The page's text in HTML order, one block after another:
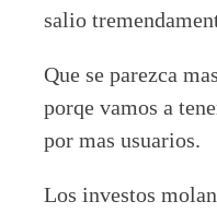
salio
Que se parezca
porqe vamos a
por mas usuarios.
Los investos